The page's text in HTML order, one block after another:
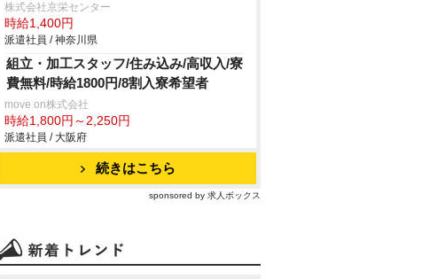
株式会社京栄センター
時給1,400円
派遣社員 / 神奈川県
組立・加工スタッフ/住み込み/高収入/寮
費無料/時給1800円/8割入寮希望者
move on株式会社
時給1,800円～2,250円
派遣社員 / 大阪府
続きはこちら
sponsored by 求人ボックス